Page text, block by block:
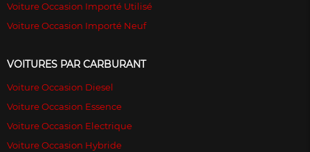
Voiture Occasion Importé Utilisé
Voiture Occasion Importé Neuf
VOITURES PAR CARBURANT
Voiture Occasion Diesel
Voiture Occasion Essence
Voiture Occasion Electrique
Voiture Occasion Hybride